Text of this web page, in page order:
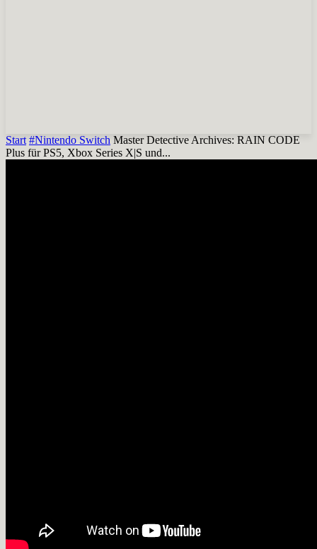
Start #Nintendo Switch Master Detective Archives: RAIN CODE
Plus für PS5, Xbox Series X|S und...